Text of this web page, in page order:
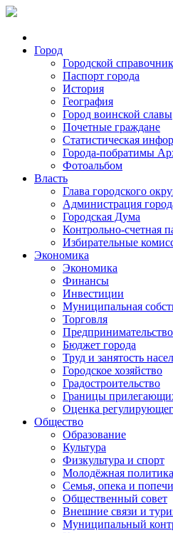
Город
Городской справочник
Паспорт города
История
География
Город воинской славы
Почетные граждане
Статистическая
Города-побратимы
Фотоальбом
Власть
Глава городского
Администрация
Городская Дума
Контрольно-счетная
Избирательные
Экономика
Экономика
Финансы
Инвестиции
Муниципальная
Торговля
Предпринимательство
Бюджет города
Труд и занятость
Городское хозяйство
Градостроительство
Границы
Оценка
Общество
Образование
Культура
Физкультура и спорт
Молодёжная политика
Семья, опека и
Общественный совет
Внешние связи и
Муниципальный